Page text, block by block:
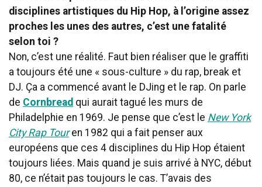
disciplines artistiques du Hip Hop, à l’origine assez
proches les unes des autres, c’est une fatalité
selon toi ?
Non, c’est une réalité. Faut bien réaliser que le graffiti
a toujours été une « sous-culture » du rap, break et
DJ. Ça a commencé avant le DJing et le rap. On parle
de Cornbread qui aurait tagué les murs de
Philadelphie en 1969. Je pense que c’est le New York
City Rap Touren 1982 qui a fait penser aux
européens que ces 4 disciplines du Hip Hop étaient
toujours liées. Mais quand je suis arrivé à NYC, début
80, ce n’était pas toujours le cas. T’avais des